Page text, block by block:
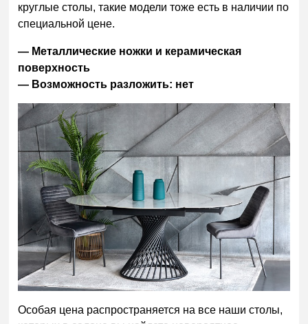
круглые столы, такие модели тоже есть в наличии по
специальной цене.
— Металлические ножки и керамическая
поверхность
— Возможность разложить: нет
Особая цена распространяется на все наши столы,